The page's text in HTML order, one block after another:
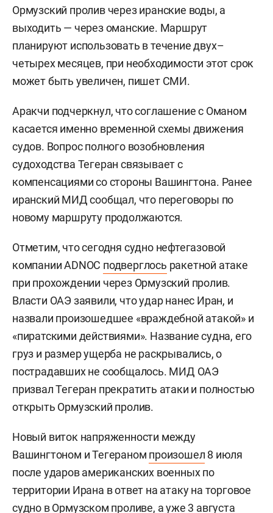
Ормузский пролив через иранские воды, а
выходить — через оманские. Маршрут
планируют использовать в течение двух–
четырех месяцев, при необходимости этот срок
может быть увеличен, пишет СМИ.
Аракчи подчеркнул, что соглашение с Оманом
касается именно временной схемы движения
судов. Вопрос полного возобновления
судоходства Тегеран связывает с
компенсациями со стороны Вашингтона. Ранее
иранский МИД сообщал, что переговоры по
новому маршруту продолжаются.
Отметим, что сегодня судно нефтегазовой
компании ADNOC подверглось ракетной атаке
при прохождении через Ормузский пролив.
Власти ОАЭ заявили, что удар нанес Иран, и
назвали произошедшее «враждебной атакой» и
«пиратскими действиями». Название судна, его
груз и размер ущерба не раскрывались, о
пострадавших не сообщалось. МИД ОАЭ
призвал Тегеран прекратить атаки и полностью
открыть Ормузский пролив.
Новый виток напряженности между
Вашингтоном и Тегераном произошел 8 июля
после ударов американских военных по
территории Ирана в ответ на атаку на торговое
судно в Ормузском проливе, а уже 3 августа